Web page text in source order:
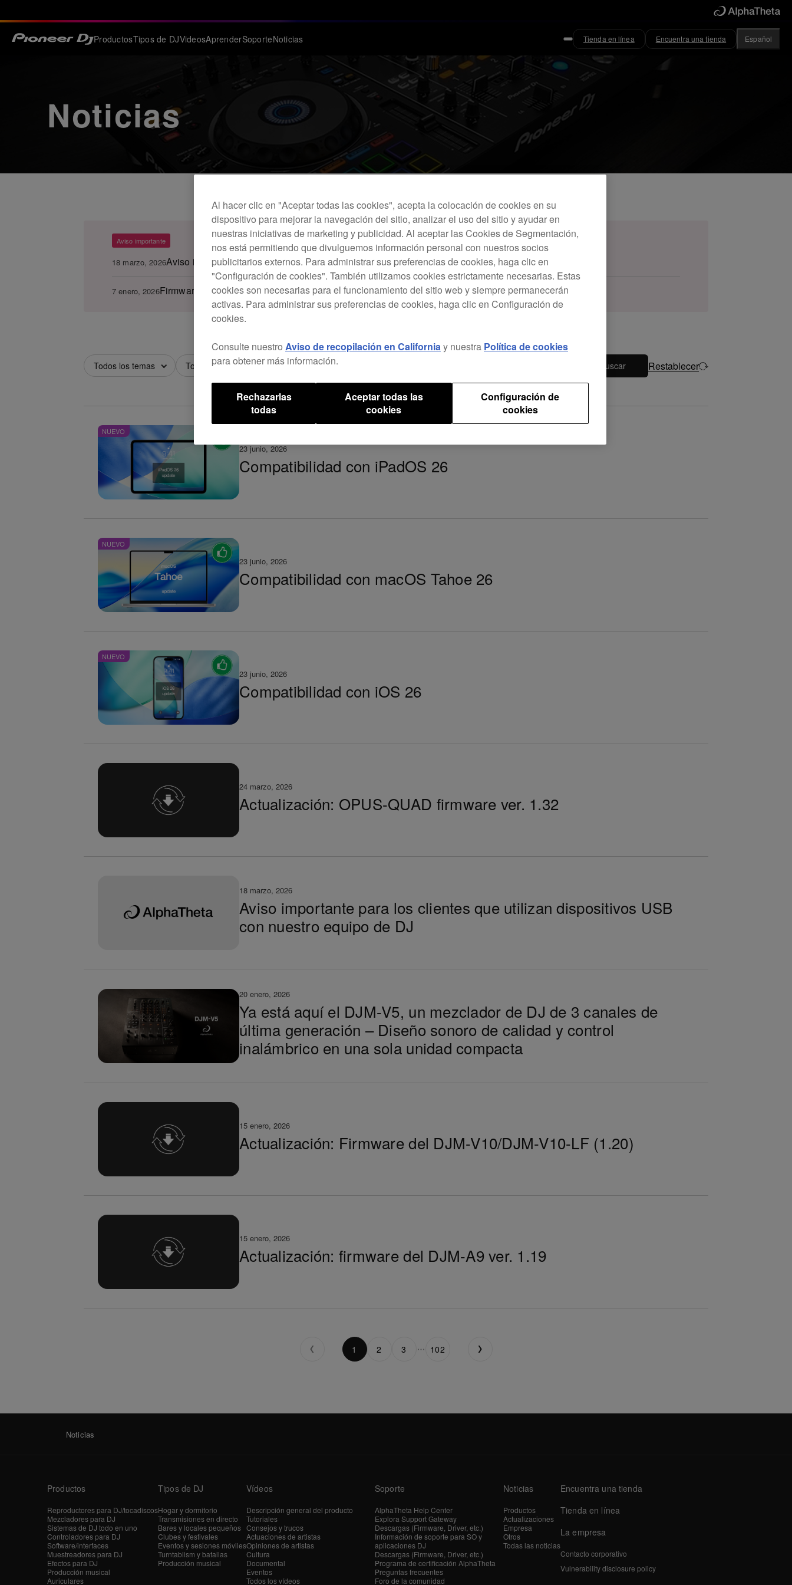
ProductosTipos de DJVideosAprenderSoporteNoticias Tienda en línea Encuentra una tienda Español
Noticias
Aviso importante
18 marzo, 2026Aviso importante para los clientes que utilizan dispositivos USB con nuestro equipo de DJ
7 enero, 2026Firmware del CDJ-3000 versión 3.30: aviso importante
Todos los temas Todos los años Todos los meses Buscar Restablecer
NUEVO
23 junio, 2026
Compatibilidad con iPadOS 26
NUEVO
23 junio, 2026
Compatibilidad con macOS Tahoe 26
NUEVO
23 junio, 2026
Compatibilidad con iOS 26
24 marzo, 2026
Actualización: OPUS-QUAD firmware ver. 1.32
18 marzo, 2026
Aviso importante para los clientes que utilizan dispositivos USB
con nuestro equipo de DJ
20 enero, 2026
Ya está aquí el DJM-V5, un mezclador de DJ de 3 canales de
última generación – Diseño sonoro de calidad y control
inalámbrico en una sola unidad compacta
15 enero, 2026
Actualización: Firmware del DJM-V10/DJM-V10-LF (1.20)
15 enero, 2026
Actualización: firmware del DJM-A9 ver. 1.19
1 2 3 102
Noticias
Productos
Reproductores para DJ/tocadiscos
Mezcladores para DJ
Sistemas de DJ todo en uno
Controladores para DJ
Software/interfaces
Muestreadores para DJ
Efectos para DJ
Producción musical
Auriculares
Tipos de DJ
Hogar y dormitorio
Transmisiones en directo
Bares y locales pequeños
Clubes y festivales
Eventos y sesiones móviles
Turntablism y batallas
Producción musical
Vídeos
Descripción general del producto
Tutoriales
Consejos y trucos
Actuaciones de artistas
Opiniones de artistas
Cultura
Documental
Eventos
Todos los vídeos
Soporte
AlphaTheta Help Center
Explora Support Gateway
Descargas (Firmware, Driver, etc.)
Información de soporte para SO y
aplicaciones DJ
Descargas (Firmware, Driver, etc.)
Programa de certificación AlphaTheta
Preguntas frecuentes
Foro de la comunidad
Noticias
Productos
Actualizaciones
Empresa
Otros
Todas las noticias
Encuentra una tienda
Tienda en línea
La empresa
Contacto corporativo
Vulnerability disclosure policy
Al hacer clic en "Aceptar todas las cookies", acepta la colocación de cookies en su
dispositivo para mejorar la navegación del sitio, analizar el uso del sitio y ayudar en
nuestras iniciativas de marketing y publicidad. Al aceptar las Cookies de Segmentación,
nos está permitiendo que divulguemos información personal con nuestros socios
publicitarios externos. Para administrar sus preferencias de cookies, haga clic en
"Configuración de cookies". También utilizamos cookies estrictamente necesarias. Estas
cookies son necesarias para el funcionamiento del sitio web y siempre permanecerán
activas. Para administrar sus preferencias de cookies, haga clic en Configuración de
cookies.
Consulte nuestro Aviso de recopilación en Californiay nuestra Política de cookies
para obtener más información.
Configuración de
cookies
Rechazarlas
todas
Aceptar todas las
cookies